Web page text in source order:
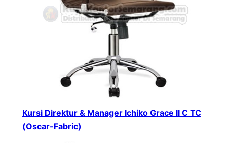
Kursi Direktur & Manager Ichiko Grace II C TC
(Oscar-Fabric)